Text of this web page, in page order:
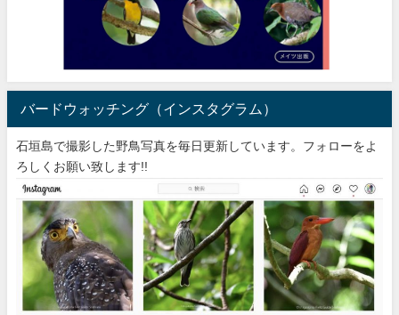
バードウォッチング（インスタグラム）
石垣島で撮影した野鳥写真を毎日更新しています。フォローをよ
ろしくお願い致します!!